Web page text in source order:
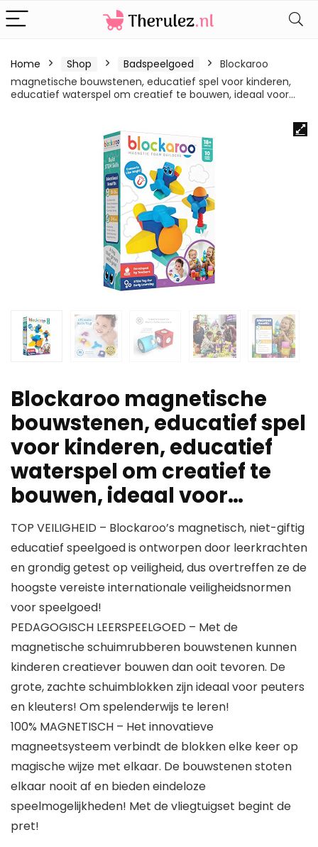
Home Shop Badspeelgoed
Blockaroo
magnetische bouwstenen, educatief spel voor kinderen,
educatief waterspel om creatief te bouwen, ideaal voor…
Blockaroo magnetische
bouwstenen, educatief spel
voor kinderen, educatief
waterspel om creatief te
bouwen, ideaal voor…
TOP VEILIGHEID – Blockaroo’s magnetisch, niet-giftig
educatief speelgoed is ontworpen door leerkrachten
en grondig getest op veiligheid, dus overtreffen ze de
hoogste vereiste internationale veiligheidsnormen
voor speelgoed!
PEDAGOGISCH LEERSPEELGOED – Met de
magnetische schuimrubberen bouwstenen kunnen
kinderen creatiever bouwen dan ooit tevoren. De
grote, zachte schuimblokken zijn ideaal voor peuters
en kleuters! Om spelenderwijs te leren!
100% MAGNETISCH – Het innovatieve
magneetsysteem verbindt de blokken elke keer op
magische wijze met elkaar. De bouwstenen stoten
elkaar nooit af en bieden eindeloze
speelmogelijkheden! Met de vliegtuigset begint de
pret!